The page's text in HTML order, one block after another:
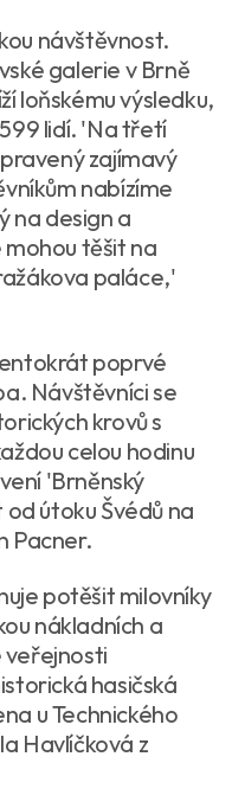
návštěvnost.
galerie v Brně
loňskému výsledku,
lidí. 'Na třetí
zajímavý
nabízíme
na design a
těšit na
paláce,'
poprvé
Návštěvníci se
krovů s
celou hodinu
'Brněnský
útoku Švédů na
Pacner.
potěšit milovníky
nákladních a
veřejnosti
hasičská
u Technického
Havlíčková z